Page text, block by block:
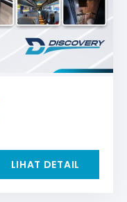
LIHAT DETAIL